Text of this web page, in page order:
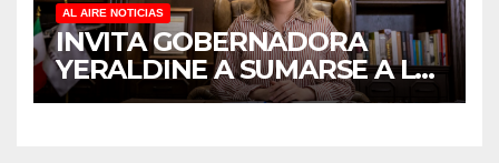
AL AIRE NOTICIAS
INVITA GOBERNADORA
YERALDINE A SUMARSE A LA
JORNADA NACIONAL DE